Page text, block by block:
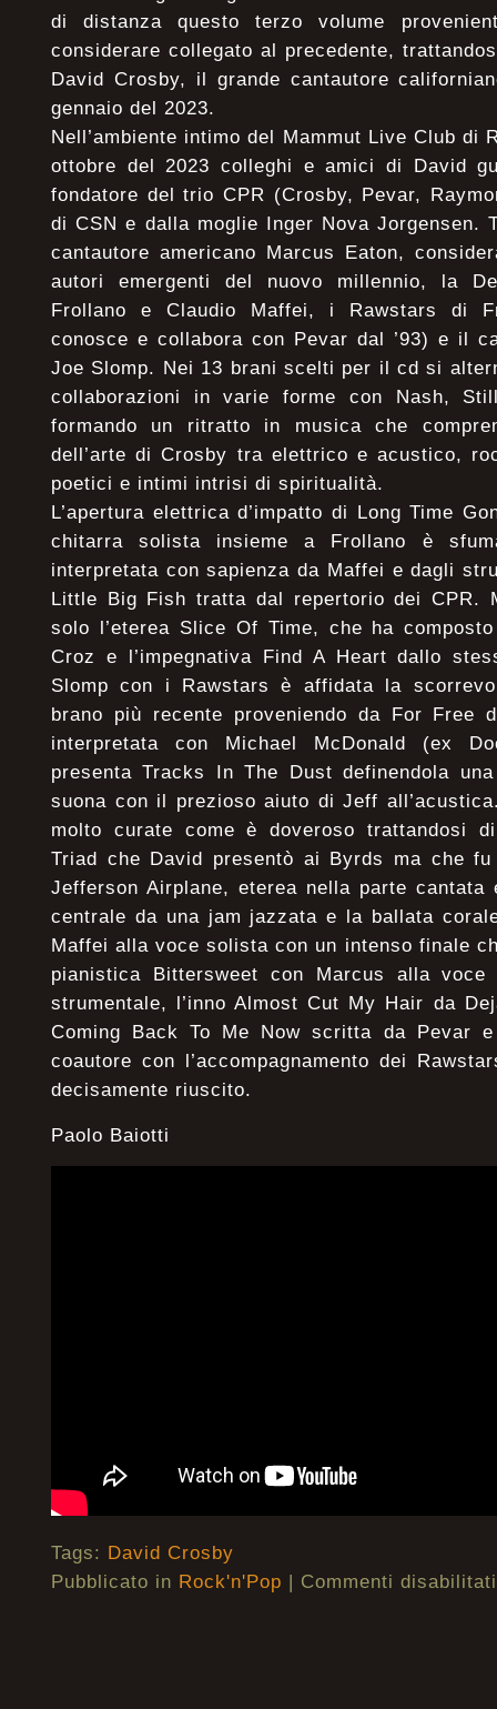
di distanza questo terzo volume
considerare collegato al precedente,
David Crosby, il grande cantautore
gennaio del 2023.
Nell’ambiente intimo del Mammut Live Club di
ottobre del 2023 colleghi e amici di David
fondatore del trio CPR (Crosby, Pevar,
di CSN e dalla moglie Inger Nova Jorgensen.
cantautore americano Marcus Eaton,
autori emergenti del nuovo millennio, la
Frollano e Claudio Maffei, i Rawstars di
conosce e collabora con Pevar dal ’93) e il
Joe Slomp. Nei 13 brani scelti per il cd si
collaborazioni in varie forme con Nash,
formando un ritratto in musica che
dell’arte di Crosby tra elettrico e acustico,
poetici e intimi intrisi di spiritualità.
L’apertura elettrica d’impatto di Long Time
chitarra solista insieme a Frollano è
interpretata con sapienza da Maffei e dagli
Little Big Fish tratta dal repertorio dei CPR.
solo l’eterea Slice Of Time, che ha
Croz e l’impegnativa Find A Heart dallo
Slomp con i Rawstars è affidata la
brano più recente proveniendo da For Free
interpretata con Michael McDonald (ex
presenta Tracks In The Dust definendola
suona con il prezioso aiuto di Jeff
molto curate come è doveroso trattandosi
Triad che David presentò ai Byrds ma che
Jefferson Airplane, eterea nella parte
centrale da una jam jazzata e la ballata
Maffei alla voce solista con un intenso finale
pianistica Bittersweet con Marcus alla
strumentale, l’inno Almost Cut My Hair da
Coming Back To Me Now scritta da Pevar
coautore con l’accompagnamento dei
decisamente riuscito.
Paolo Baiotti
Tags: David Crosby
Pubblicato in Rock'n'Pop | Commenti disabilitati